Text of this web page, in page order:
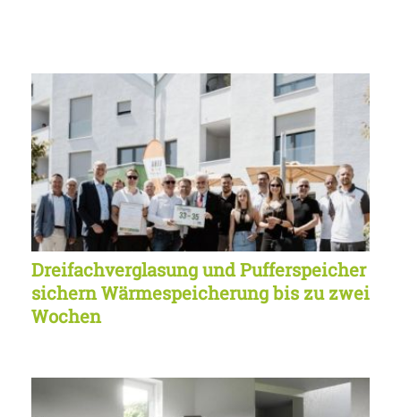
Dreifachverglasung und Pufferspeicher
sichern Wärmespeicherung bis zu zwei
Wochen